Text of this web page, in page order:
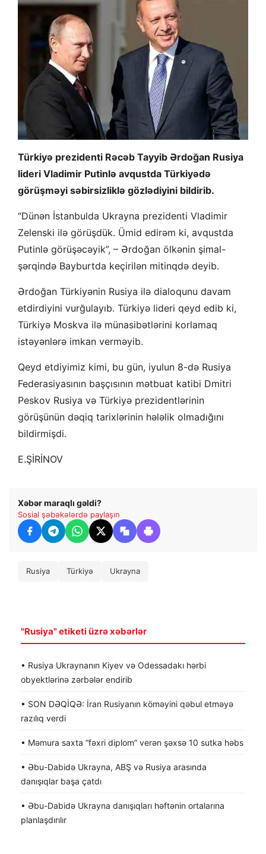
Türkiyə prezidenti Rəcəb Tayyib Ərdoğan Rusiya
lideri Vladimir Putinlə avqustda Türkiyədə
görüşməyi səbirsizliklə gözlədiyini bildirib.
“Dünən İstanbulda Ukrayna prezidenti Vladimir
Zelenski ilə görüşdük. Ümid edirəm ki, avqustda
Putinlə görüşəcəyik”, – Ərdoğan ölkənin şimal-
şərqində Bayburtda keçirilən mitinqdə deyib.
Ərdoğan Türkiyənin Rusiya ilə dialoqunu davam
etdirdiyini vurğulayıb. Türkiyə lideri qeyd edib ki,
Türkiyə Moskva ilə münasibətlərini korlamaq
istəyənlərə imkan verməyib.
Qeyd etdiyimiz kimi, bu gün, iyulun 8-də Rusiya
Federasiyasının başçısının mətbuat katibi Dmitri
Peskov Rusiya və Türkiyə prezidentlərinin
görüşünün dəqiq tarixlərinin hələlik olmadığını
bildirmişdi.
E.ŞİRİNOV
Xəbər maraqlı gəldi?
Sosial şəbəkələrdə paylaşın
Rusiya Türkiyə Ukrayna
"Rusiya" etiketi üzrə xəbərlər
• Rusiya Ukraynanın Kiyev və Odessadakı hərbi
obyektlərinə zərbələr endirib
• SON DƏQİQƏ: İran Rusiyanın köməyini qəbul etməyə
razılıq verdi
• Məmura saxta “fəxri diplom” verən şəxsə 10 sutka həbs
• Əbu-Dabidə Ukrayna, ABŞ və Rusiya arasında
danışıqlar başa çatdı
• Əbu-Dabidə Ukrayna danışıqları həftənin ortalarına
planlaşdırılır